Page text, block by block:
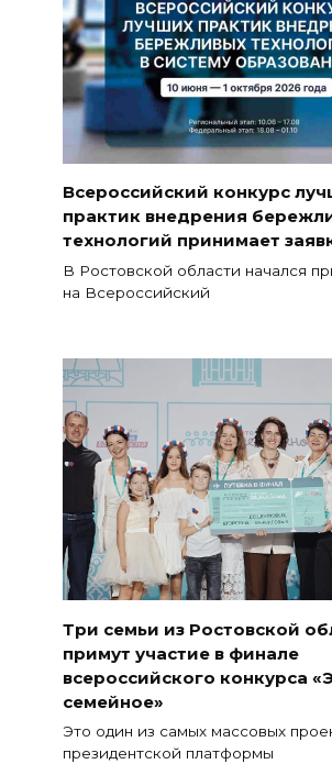
Всероссийский конкурс
практик внедрения
технологий принимает
В Ростовской области начался
на Всероссийский
Три семьи из Ростовской
примут участие в финале
всероссийского конкурса
семейное»
Это один из самых массовых
президентской платформы